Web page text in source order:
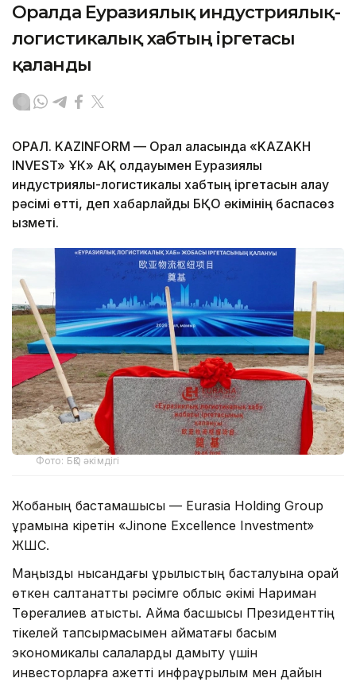
Оралда Еуразиялық индустриялық-
логистикалық хабтың іргетасы
қаланды
ОРАЛ. KAZINFORM — Орал қаласында «KAZAKH
INVEST» ҰК» АҚ қолдауымен Еуразиялық
индустриялық-логистикалық хабтың іргетасын қалау
рәсімі өтті, деп хабарлайды БҚО әкімінің баспасөз
қызметі.
Фото: БҚО әкімдігі
Жобаның бастамашысы — Eurasia Holding Group
құрамына кіретін «Jinone Excellence Investment»
ЖШС.
Маңызды нысандағы құрылыстың басталуына орай
өткен салтанатты рәсімге облыс әкімі Нариман
Төреғалиев қатысты. Аймақ басшысы Президенттің
тікелей тапсырмасымен аймақтағы басым
экономикалық салаларды дамыту үшін
инвесторларға қажетті инфрақұрылым мен дайын